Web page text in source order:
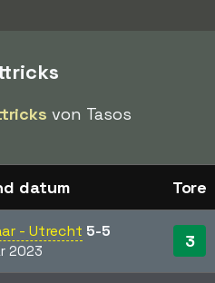
von Tasos
datum Tore
- Utrecht 5-5
2023 3